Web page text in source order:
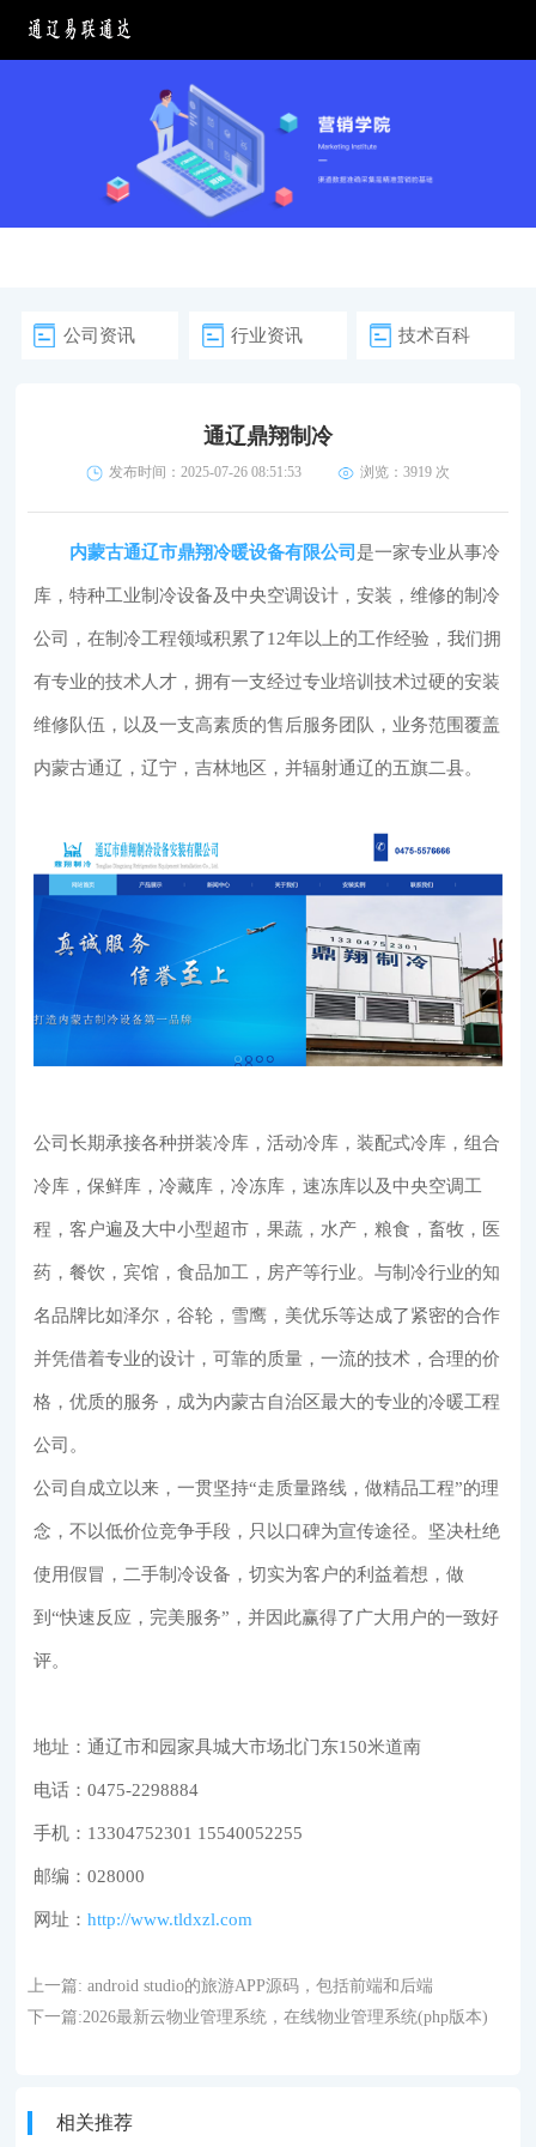
公司资讯 行业资讯 技术百科
通辽鼎翔制冷
发布时间：2025-07-26 08:51:53 浏览： 3919 次
内蒙古通辽市鼎翔冷暖设备有限公司 是一家专业从事冷
库，特种工业制冷设备及中央空调设计，安装，维修的制冷
公司，在制冷工程领域积累了12年以上的工作经验，我们拥
有专业的技术人才，拥有一支经过专业培训技术过硬的安装
维修队伍，以及一支高素质的售后服务团队，业务范围覆盖
内蒙古通辽，辽宁，吉林地区，并辐射通辽的五旗二县。
公司长期承接各种拼装冷库，活动冷库，装配式冷库，组合
冷库，保鲜库，冷藏库，冷冻库，速冻库以及中央空调工
程，客户遍及大中小型超市，果蔬，水产，粮食，畜牧，医
药，餐饮，宾馆，食品加工，房产等行业。与制冷行业的知
名品牌比如泽尔，谷轮，雪鹰，美优乐等达成了紧密的合作
并凭借着专业的设计，可靠的质量，一流的技术，合理的价
格，优质的服务，成为内蒙古自治区最大的专业的冷暖工程
公司。
公司自成立以来，一贯坚持“走质量路线，做精品工程”的理
念，不以低价位竞争手段，只以口碑为宣传途径。坚决杜绝
使用假冒，二手制冷设备，切实为客户的利益着想，做
到“快速反应，完美服务”，并因此赢得了广大用户的一致好
评。
地址：通辽市和园家具城大市场北门东150米道南
电话：0475-2298884
手机：13304752301 15540052255
邮编：028000
网址：http://www.tldxzl.com
上一篇:android studio的旅游APP源码，包括前端和后端
下一篇:2026最新云物业管理系统，在线物业管理系统(php版本)
相关推荐